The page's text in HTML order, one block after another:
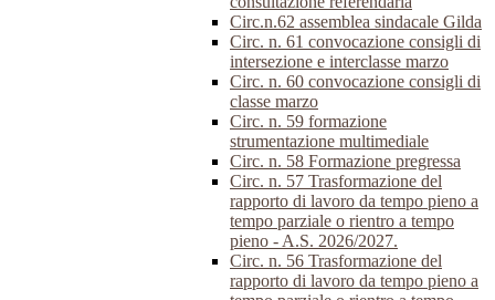
Circ.n.62 assemblea sindacale Gilda
Circ. n. 61 convocazione consigli di
intersezione e interclasse marzo
Circ. n. 60 convocazione consigli di
classe marzo
Circ. n. 59 formazione
strumentazione multimediale
Circ. n. 58 Formazione pregressa
Circ. n. 57 Trasformazione del
rapporto di lavoro da tempo pieno a
tempo parziale o rientro a tempo
pieno - A.S. 2026/2027.
Circ. n. 56 Trasformazione del
rapporto di lavoro da tempo pieno a